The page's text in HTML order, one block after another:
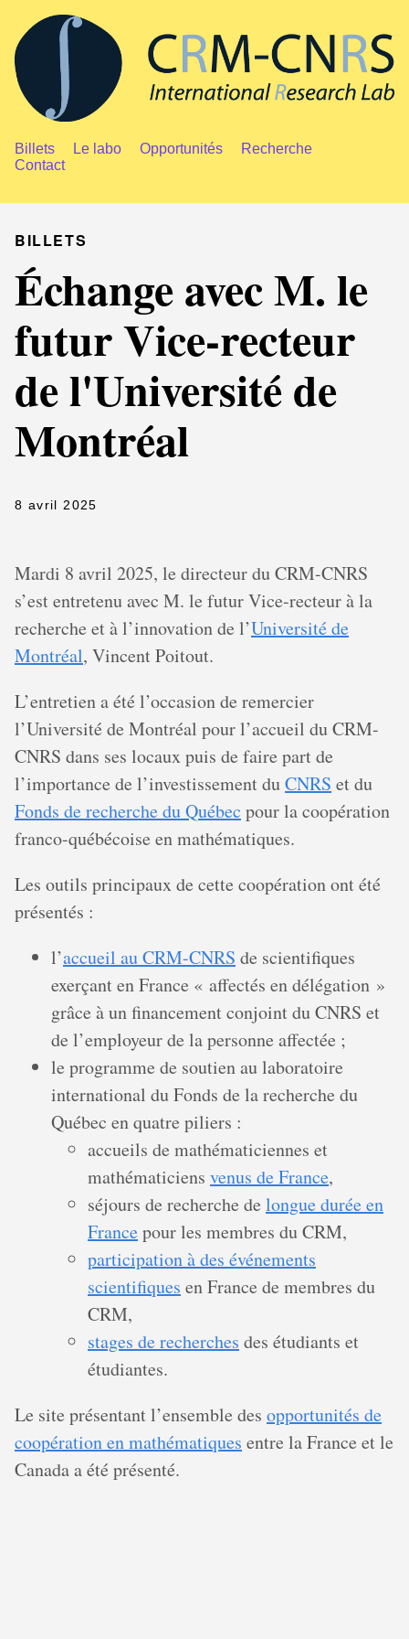
Billets Le labo Opportunités
Recherche
Contact
BILLETS
Échange avec M. le
futur Vice-recteur
de l'Université de
Montréal
8 avril 2025
Mardi 8 avril 2025, le directeur du CRM-CNRS
s’est entretenu avec M. le futur Vice-recteur à la
recherche et à l’innovation de l’Université de
Montréal, Vincent Poitout.
L’entretien a été l’occasion de remercier
l’Université de Montréal pour l’accueil du CRM-
CNRS dans ses locaux puis de faire part de
l’importance de l’investissement duCNRS et du
Fonds de recherche du Québec pour la coopération
franco-québécoise en mathématiques.
Les outils principaux de cette coopération ont été
présentés :
l’accueil au CRM-CNRS de scientifiques
exerçant en France « affectés en délégation »
grâce à un financement conjoint du CNRS et
de l’employeur de la personne affectée ;
le programme de soutien au laboratoire
international du Fonds de la recherche du
Québec en quatre piliers :
accueils de mathématiciennes et
mathématiciens venus de France,
séjours de recherche de longue durée en
Francepour les membres du CRM,
participation à des événements
scientifiques en France de membres du
CRM,
stages de recherches des étudiants et
étudiantes.
Le site présentant l’ensemble des opportunités de
coopération en mathématiques entre la France et le
Canada a été présenté.